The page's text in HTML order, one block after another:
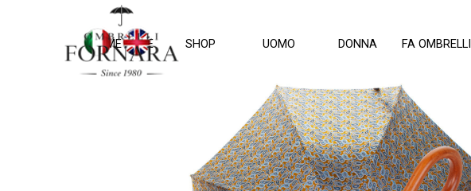
Salta menù
HOME PAGE SHOP UOMO ▼
DONNA ▼
FA OMBRELLI